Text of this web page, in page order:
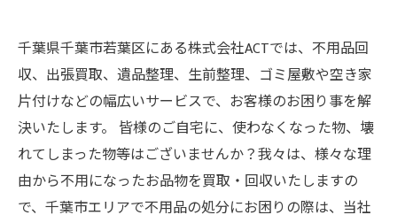
千葉県千葉市若葉区にある株式会社ACTでは、不用品回
収、出張買取、遺品整理、生前整理、ゴミ屋敷や空き家
片付けなどの幅広いサービスで、お客様のお困り事を解
決いたします。 皆様のご自宅に、使わなくなった物、壊
れてしまった物等はございませんか？我々は、様々な理
由から不用になったお品物を買取・回収いたしますの
で、千葉市エリアで不用品の処分にお困りの際は、当社